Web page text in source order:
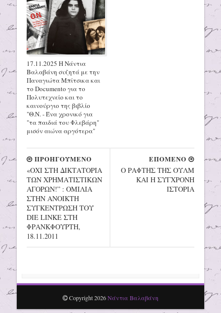
17.11.2025 Η Νάντια
Βαλαβάνη συζητά με την
Παναγιώτα Μπίτσικα και
το Documento για το
Πολυτεχνείο και το
καινούργιο της βιβλίο
"Θ.Ν. - Ένα χρονικό για
"τα παιδιά του Φλεβάρη"
μισόν αιώνα αργότερα"
ΕΠΟΜΕΝΟ
Ο ΡΑΦΤΗΣ ΤΗΣ ΟΥΛΜ
ΚΑΙ Η ΣΥΓΧΡΟΝΗ
ΙΣΤΟΡΙΑ
ΠΡΟΗΓΟΥΜΕΝΟ
«ΟΧΙ ΣΤΗ ΔΙΚΤΑΤΟΡΙΑ
ΤΩΝ ΧΡΗΜΑΤΙΣΤΙΚΩΝ
ΑΓΟΡΩΝ!” : ΟΜΙΛΙΑ
ΣΤΗΝ ΑΝΟΙΚΤΗ
ΣΥΓΚΕΝΤΡΩΣΗ ΤΟΥ
DIE LINKE ΣΤΗ
ΦΡΑΝΚΦΟΥΡΤΗ,
18.11.2011
Copyright2026Νάντια Βαλαβάνη